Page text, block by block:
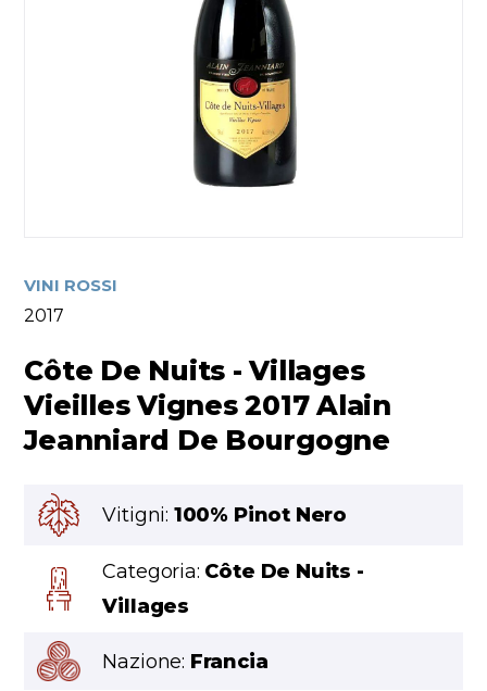
VINI ROSSI
2017
Côte De Nuits - Villages
Vieilles Vignes 2017 Alain
Jeanniard De Bourgogne
Vitigni: 100% Pinot Nero
Categoria: Côte De Nuits -
Villages
Nazione: Francia